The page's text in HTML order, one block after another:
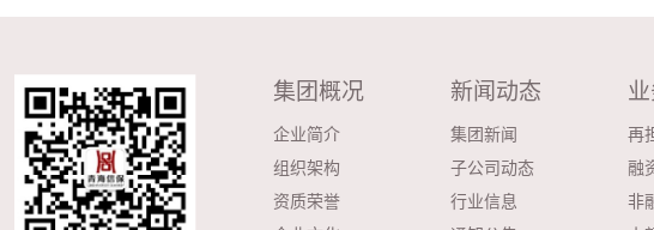
集团概况
企业简介
组织架构
资质荣誉
新闻动态
集团新闻
子公司动态
行业信息
再
融
非